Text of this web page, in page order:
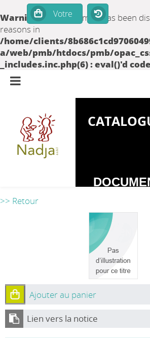
Warning: set_time_limit() has been
reasons in
/home/clients/
a/web/pmb/htdocs/pmb/
_includes.inc.php(6) : eval()'d code
>> Retour
Ajouter au panier
Lien vers la notice